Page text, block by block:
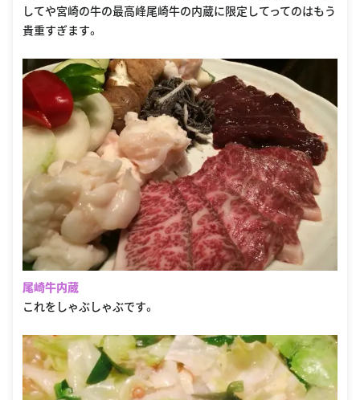
してや宮崎の牛の最高峰尾崎牛の内蔵に限定してってのはもう
貴重すぎます。
尾崎牛内蔵
これをしゃぶしゃぶです。